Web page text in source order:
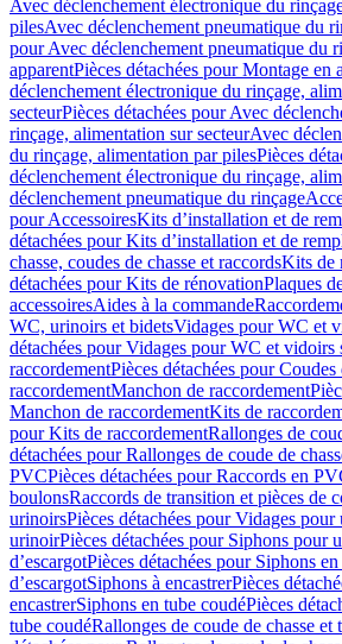
Avec déclenchement électronique du
pilesAvec déclenchement pneumatique du
pour Avec déclenchement pneumatique du
apparentPièces détachées pour Montage en
déclenchement électronique du rinçage,
secteurPièces détachées pour Avec
rinçage, alimentation sur secteurAvec
du rinçage, alimentation par pilesPièces
déclenchement électronique du rinçage,
déclenchement pneumatique du rinçage
pour AccessoiresKits d’installation et de
détachées pour Kits d’installation et de
chasse, coudes de chasse et raccordsKits de
détachées pour Kits de rénovationPlaques
accessoiresAides à la commande
WC, urinoirs et bidetsVidages pour WC et
détachées pour Vidages pour WC et vidoirs
raccordementPièces détachées pour Coudes
raccordementManchon de raccordement
Manchon de raccordementKits de
pour Kits de raccordementRallonges de
détachées pour Rallonges de coude de
PVCPièces détachées pour Raccords en
boulonsRaccords de transition et pièces de
urinoirsPièces détachées pour Vidages pour
urinoirPièces détachées pour Siphons pour
d’escargotPièces détachées pour Siphons
d’escargotSiphons à encastrerPièces
encastrerSiphons en tube coudéPièces
tube coudéRallonges de coude de chasse et